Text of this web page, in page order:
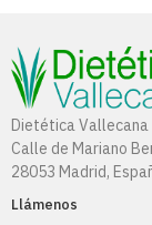
Dietética Vallecana
Calle de Mariano
28053 Madrid,
Llámenos